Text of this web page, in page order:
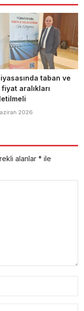
taban ve
aralıkları
2026
alanlar * ile